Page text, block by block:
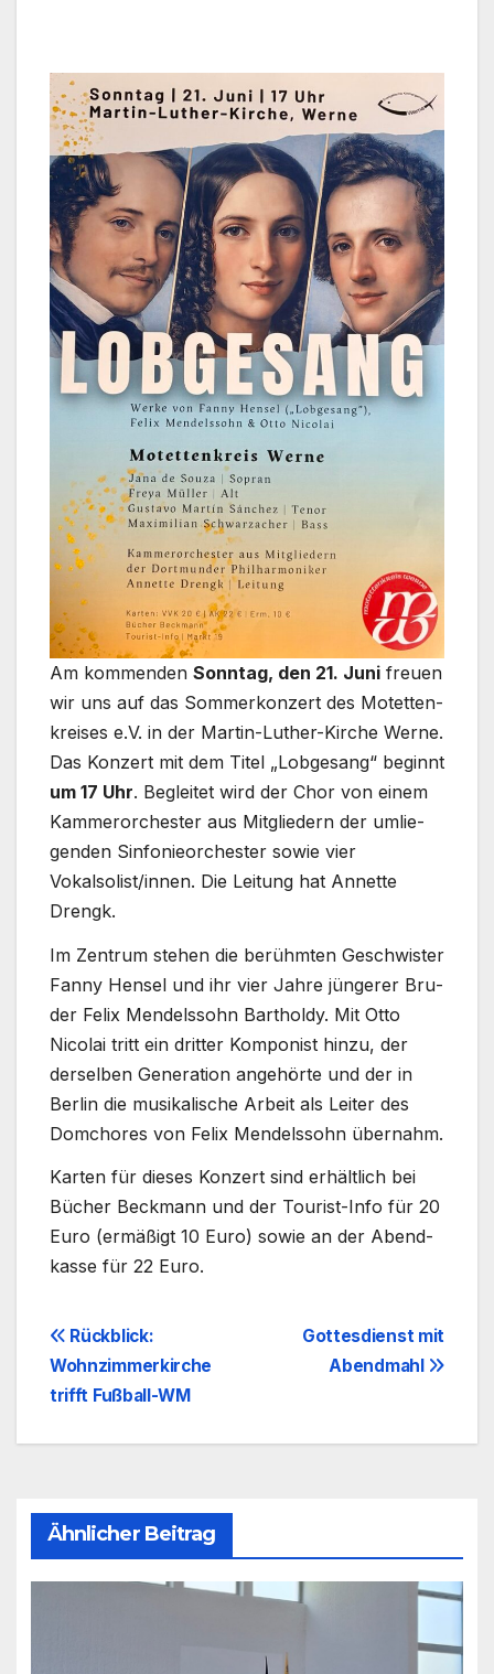
Am kom­men­den Sonn­tag, den 21. Juni freu­en
wir uns auf das Som­mer­kon­zert des Motet­ten­
krei­ses e.V. in der Martin-Luther-Kirche Wer­ne.
Das Kon­zert mit dem Titel „Lob­ge­sang“ beginnt
um 17 Uhr. Beglei­tet wird der Chor von einem
Kam­mer­or­ches­ter aus Mit­glie­dern der umlie­
gen­den Sin­fo­nie­or­ches­ter sowie vier
Vokalsolist/innen. Die Lei­tung hat Annet­te
Drengk.
Im Zen­trum ste­hen die berühm­ten Geschwis­ter
Fan­ny Hen­sel und ihr vier Jah­re jün­ge­rer Bru­
der Felix Men­dels­sohn Bar­thol­dy. Mit Otto
Nico­lai tritt ein drit­ter Kom­po­nist hin­zu, der
der­sel­ben Gene­ra­ti­on ange­hör­te und der in
Ber­lin die musi­ka­li­sche Arbeit als Lei­ter des
Dom­cho­res von Felix Men­dels­sohn über­nahm.
Kar­ten für die­ses Kon­zert sind erhält­lich bei
Bücher Beck­mann und der Tourist-Info für 20
Euro (ermä­ßigt 10 Euro) sowie an der Abend­
kas­se für 22 Euro.
BeitragsnavigationGottesdienst mit
Abendmahl
Rückblick:
Wohnzimmerkirche
trifft Fußball-WM
Ähnlicher Beitrag